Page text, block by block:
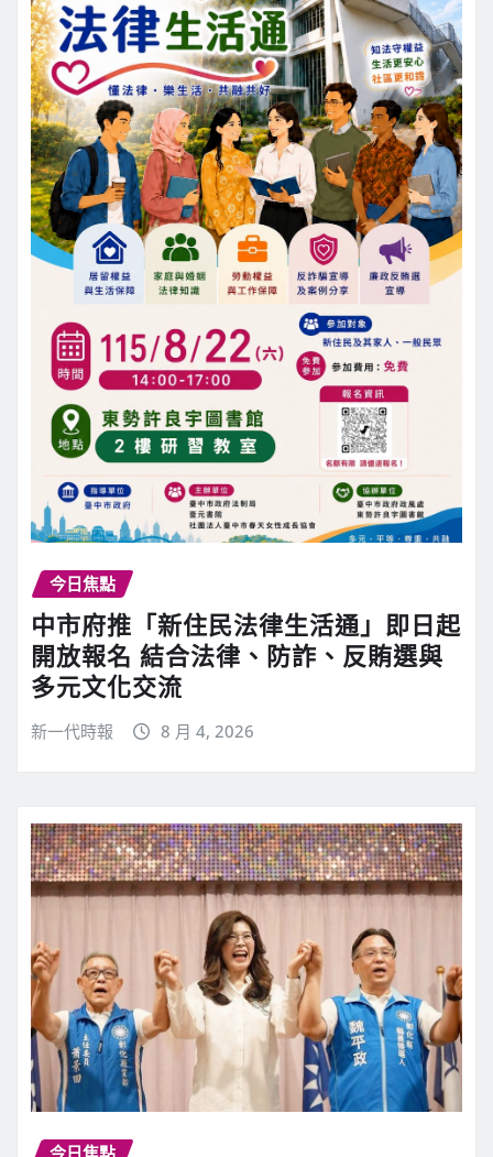
今日焦點
中市府推「新住民法律生活通」即日起
開放報名 結合法律、防詐、反賄選與
多元文化交流
新一代時報 8 月 4, 2026
今日焦點